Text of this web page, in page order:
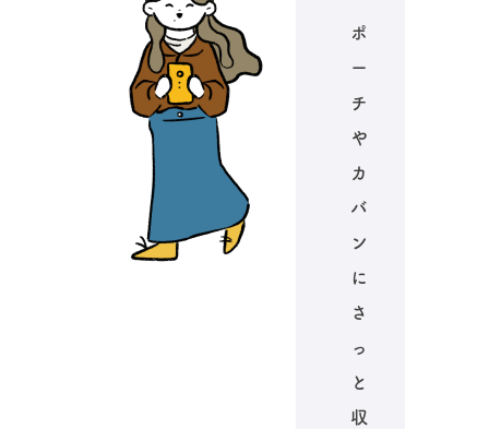
ポ
ー
チ
や
カ
バ
ン
に
さ
っ
と
収